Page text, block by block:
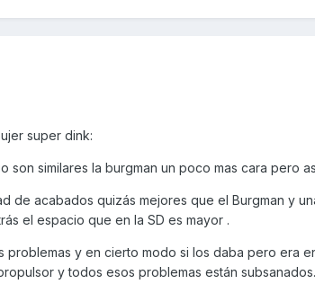
super dink:
son similares la burgman un poco mas cara pero
de acabados quizás mejores que el Burgman y
el espacio que en la SD es mayor .
problemas y en cierto modo si los daba pero era
y todos esos problemas están